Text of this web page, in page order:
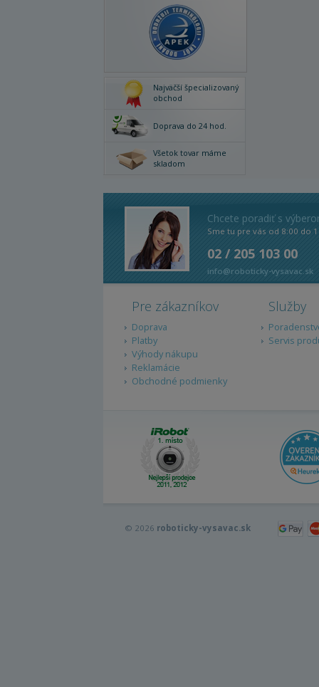
Najväčší špecializovaný
obchod
Doprava do 24 hod.
Všetok tovar máme
skladom
Chcete poradiť s
Sme tu pre vás od 8:00 do
02 / 205 103 00
info@roboticky-vysavac.sk
Pre zákazníkov
Doprava
Platby
Výhody nákupu
Reklamácie
Obchodné podmienky
Služby
Servis
© 2026 roboticky-vysavac.sk